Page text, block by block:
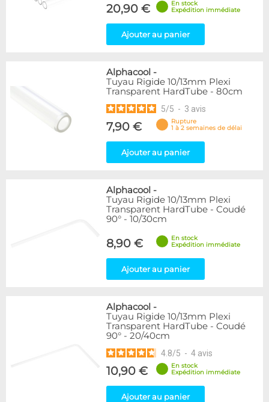
20,90 €
En stock
Expédition immédiate
Ajouter au panier
Alphacool -
Tuyau Rigide 10/13mm Plexi
Transparent HardTube - 80cm
5/5 - 3 avis
7,90 €
Rupture
1 à 2 semaines de délai
Ajouter au panier
Alphacool -
Tuyau Rigide 10/13mm Plexi
Transparent HardTube - Coudé
90° - 10/30cm
8,90 €
En stock
Expédition immédiate
Ajouter au panier
Alphacool -
Tuyau Rigide 10/13mm Plexi
Transparent HardTube - Coudé
90° - 20/40cm
4.8/5 - 4 avis
10,90 €
En stock
Expédition immédiate
Ajouter au panier